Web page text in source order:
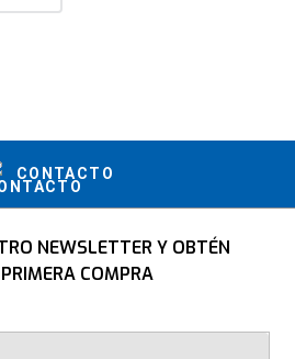
CONTACTO
NEWSLETTER Y OBTÉN
COMPRA